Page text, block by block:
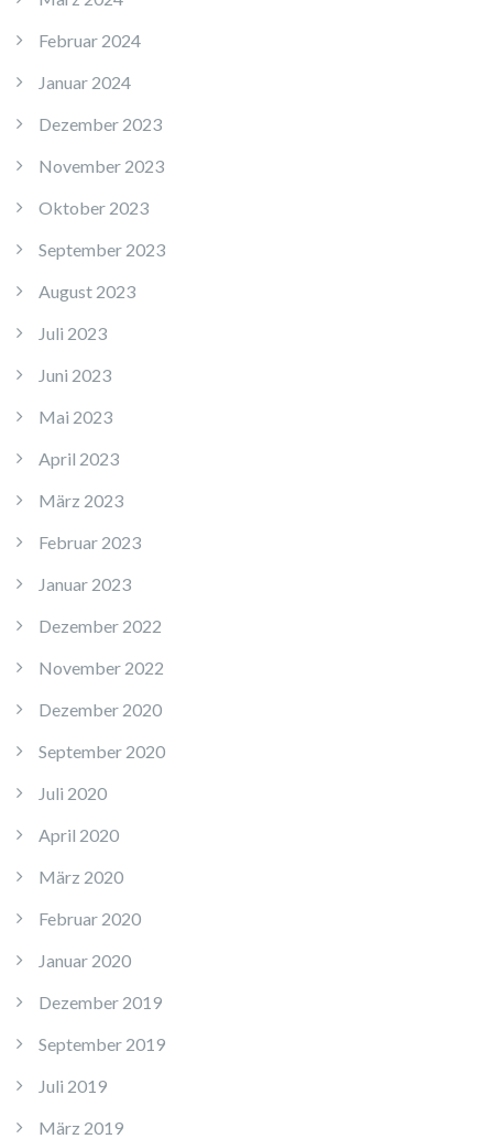
Februar 2024
Januar 2024
Dezember 2023
November 2023
Oktober 2023
September 2023
August 2023
Juli 2023
Juni 2023
Mai 2023
April 2023
März 2023
Februar 2023
Januar 2023
Dezember 2022
November 2022
Dezember 2020
September 2020
Juli 2020
April 2020
März 2020
Februar 2020
Januar 2020
Dezember 2019
September 2019
Juli 2019
März 2019